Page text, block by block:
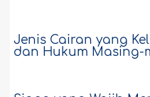
Jenis Cairan yang
dan Hukum Masing-